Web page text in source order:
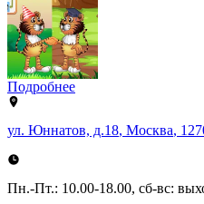
Подробнее
ул. Юннатов, д.18, Москва,
Пн.-Пт.: 10.00-18.00, сб-вс: